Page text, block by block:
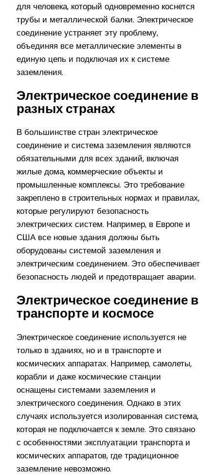
для человека, который одновременно коснется
трубы и металлической балки. Электрическое
соединение устраняет эту проблему,
объединяя все металлические элементы в
единую цепь и подключая их к системе
заземления.
Электрическое соединение в
разных странах
В большинстве стран электрическое
соединение и система заземления являются
обязательными для всех зданий, включая
жилые дома, коммерческие объекты и
промышленные комплексы. Это требование
закреплено в строительных нормах и правилах,
которые регулируют безопасность
электрических систем. Например, в Европе и
США все новые здания должны быть
оборудованы системой заземления и
электрическим соединением. Это обеспечивает
безопасность людей и предотвращает аварии.
Электрическое соединение в
транспорте и космосе
Электрическое соединение используется не
только в зданиях, но и в транспорте и
космических аппаратах. Например, самолеты,
корабли и даже космические станции
оснащены системами заземления и
электрического соединения. Однако в этих
случаях используется изолированная система,
которая не подключается к земле. Это связано
с особенностями эксплуатации транспорта и
космических аппаратов, где традиционное
заземление невозможно.